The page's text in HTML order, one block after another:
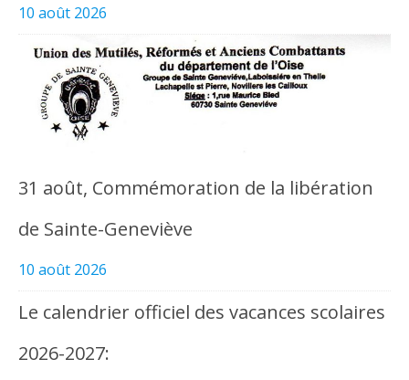
10 août 2026
31 août, Commémoration de la libération
de Sainte-Geneviève
10 août 2026
Le calendrier officiel des vacances scolaires
2026-2027: